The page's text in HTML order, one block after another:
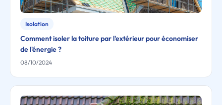
Isolation
Comment isoler la toiture par l'extérieur pour économiser
de l'énergie ?
08/10/2024